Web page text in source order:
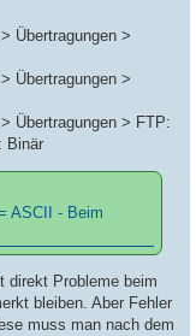
Übertragungen >
Übertragungen >
Übertragungen > FTP:
Binär
ASCII - Beim
direkt Probleme beim
bleiben. Aber Fehler
muss man nach dem